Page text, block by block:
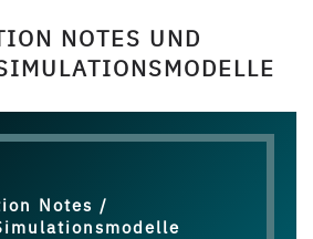
NOTES UND
Notes /